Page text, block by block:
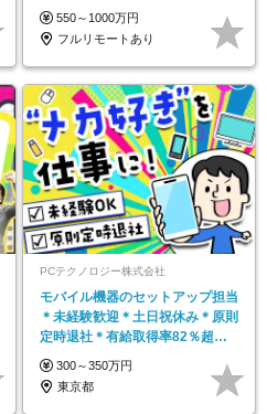
550～1000万円
フルリモートあり
PCテクノロジー株式会社
モバイル機器のセットアップ担当
＊未経験歓迎＊土日祝休み＊原則
定時退社＊有給取得率82％超＊
年休120日以上
300～350万円
東京都